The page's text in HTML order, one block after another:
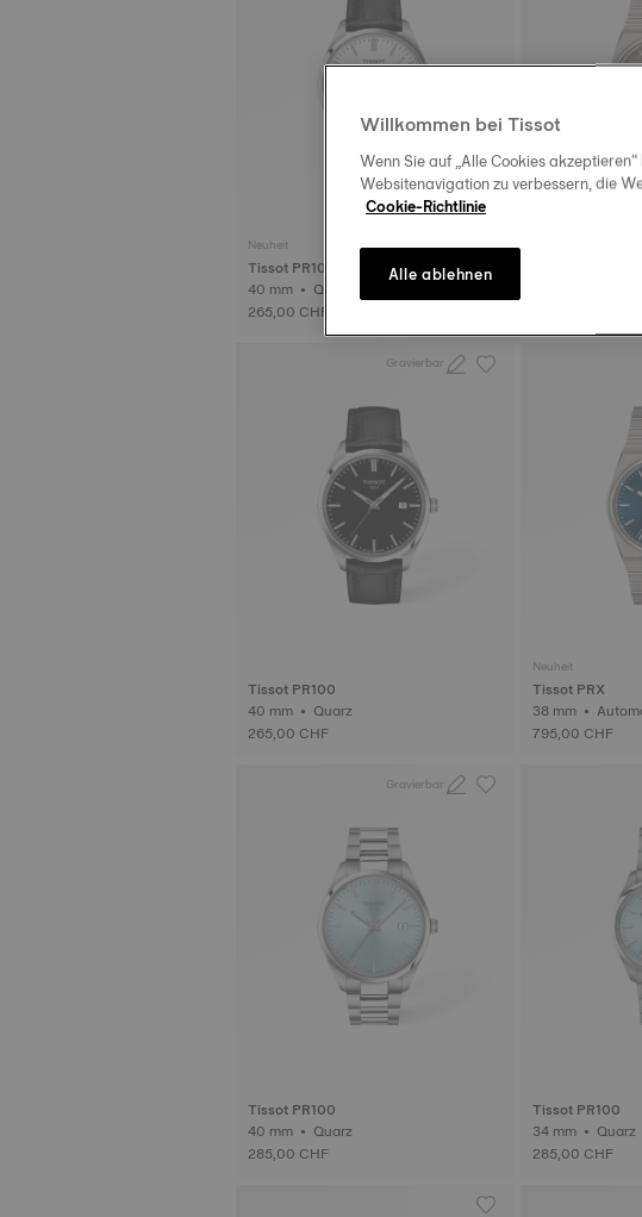
Neuheit
Tissot PR100
40 mm • Quarz
265,00 CHF
Gravierbar
Tissot PR100
40 mm • Quarz
265,00 CHF
Neuheit
Tissot PRX
795,00 CHF
Gravierbar
Tissot PR100
40 mm • Quarz
285,00 CHF
Tissot PR100
34 mm • Quarz
285,00 CHF
Willkommen bei Tissot
Wenn Sie auf „Alle Cookies
Websitenavigation zu verbessern, die
Cookie-Richtlinie
Alle ablehnen